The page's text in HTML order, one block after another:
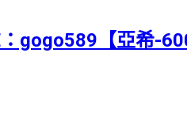
gogo589【亞希-